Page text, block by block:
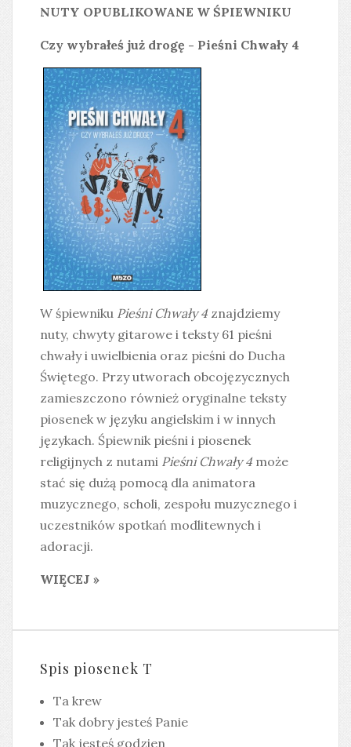
NUTY OPUBLIKOWANE W ŚPIEWNIKU
Czy wybrałeś już drogę - Pieśni Chwały 4
W śpiewniku Pieśni Chwały 4 znajdziemy
nuty, chwyty gitarowe i teksty 61 pieśni
chwały i uwielbienia oraz pieśni do Ducha
Świętego. Przy utworach obcojęzycznych
zamieszczono również oryginalne teksty
piosenek w języku angielskim i w innych
językach. Śpiewnik pieśni i piosenek
religijnych z nutami Pieśni Chwały 4 może
stać się dużą pomocą dla animatora
muzycznego, scholi, zespołu muzycznego i
uczestników spotkań modlitewnych i
adoracji.
WIĘCEJ »
Spis piosenek T
Ta krew
Tak dobry jesteś Panie
Tak jesteś godzien